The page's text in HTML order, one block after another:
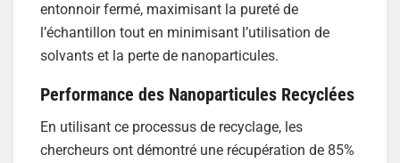
entonnoir fermé, maximisant la pureté de
l’échantillon tout en minimisant l’utilisation de
solvants et la perte de nanoparticules.
Performance des Nanoparticules Recyclées
En utilisant ce processus de recyclage, les
chercheurs ont démontré une récupération de 85%